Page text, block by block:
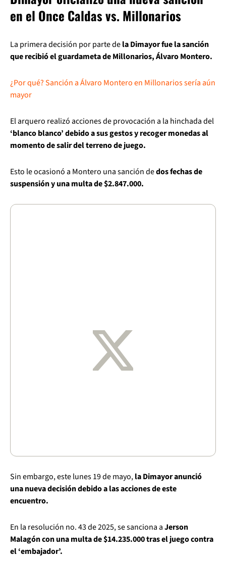
en el Once Caldas vs. Millonarios
La primera decisión por parte dela Dimayor fue la sanción
que recibió el guardameta de Millonarios, Álvaro Montero.
¿Por qué? Sanción a Álvaro Montero en Millonarios sería aún
mayor
El arquero realizó acciones de provocación a la hinchada del
‘blanco blanco’ debido a sus gestos y recoger monedas al
momento de salir del terreno de juego.
Esto le ocasionó a Montero una sanción dedos fechas de
suspensión y una multa de $2.847.000.
Sin embargo, este lunes 19 de mayo,la Dimayor anunció
una nueva decisión debido a las acciones de este
encuentro.
En la resolución no. 43 de 2025, se sanciona aJerson
Malagón con una multa de $14.235.000 tras el juego contra
el ‘embajador’.